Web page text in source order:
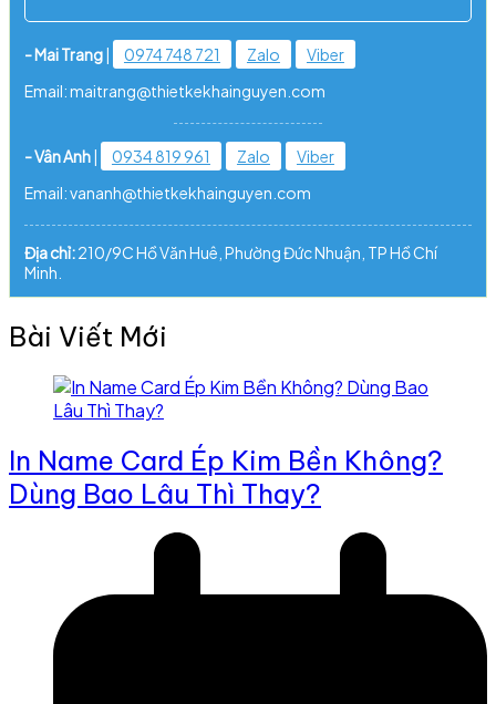
- Mai Trang| 0974 748 721 Zalo
Viber
Email: maitrang@thietkekhainguyen.com
- Vân Anh| 0934 819 961 Zalo
Viber
Email: vananh@thietkekhainguyen.com
Địa chỉ:210/9C Hồ Văn Huê, Phường Đức Nhuận, TP Hồ Chí
Minh.
Bài Viết Mới
In Name Card Ép Kim Bền Không?
Dùng Bao Lâu Thì Thay?